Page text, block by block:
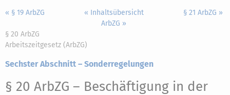
« § 19 ArbZG
« Inhaltsübersicht
ArbZG »
§ 21 ArbZG »
§ 20 ArbZG
Arbeitszeitgesetz (ArbZG)
Sechster Abschnitt – Sonderregelungen
§ 20 ArbZG – Beschäftigung in der